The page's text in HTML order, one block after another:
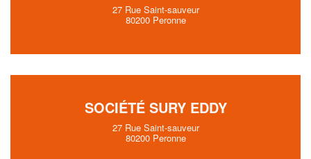
27 Rue Saint-sauveur
80200 Peronne
SOCIÉTÉ SURY EDDY
27 Rue Saint-sauveur
80200 Peronne